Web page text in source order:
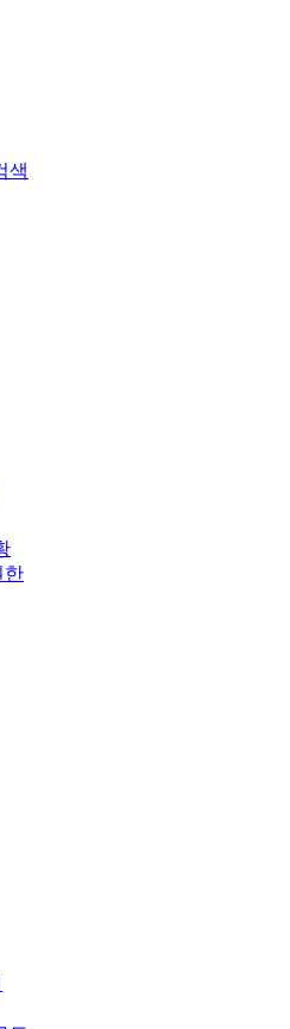
색
한